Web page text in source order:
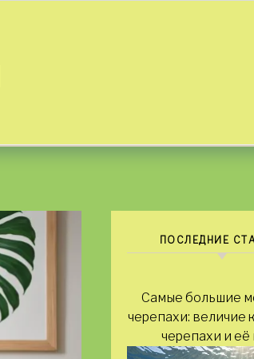
ПОСЛЕДНИЕ
Самые большие
черепахи: величие
черепахи и её